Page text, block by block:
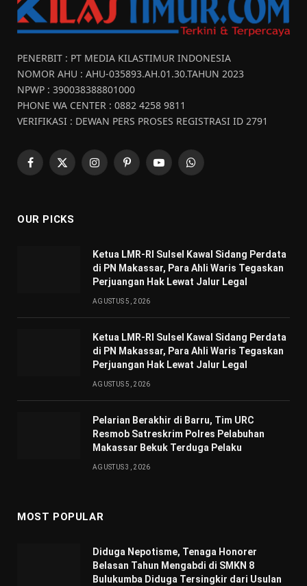
PENERBIT : PT MEDIA KILASTIMUR INDONESIA
NOMOR AHU : AHU-035893.AH.01.30.TAHUN 2023
NPWP : 390038388801000
PHONE WA CENTER : 0882 4258 9811
VERIFIKASI : DEWAN PERS PROSES REGISTRASI ID 2791
Facebook
X
InstagramPinterestYouTubeWhatsApp
OUR PICKS
Ketua LMR-RI Sulsel Kawal Sidang Perdata
di PN Makassar, Para Ahli Waris Tegaskan
Perjuangan Hak Lewat Jalur Legal
AGUSTUS 5, 2026
Ketua LMR-RI Sulsel Kawal Sidang Perdata
di PN Makassar, Para Ahli Waris Tegaskan
Perjuangan Hak Lewat Jalur Legal
AGUSTUS 5, 2026
Pelarian Berakhir di Barru, Tim URC
Resmob Satreskrim Polres Pelabuhan
Makassar Bekuk Terduga Pelaku
AGUSTUS 3, 2026
MOST POPULAR
Diduga Nepotisme, Tenaga Honorer
Belasan Tahun Mengabdi di SMKN 8
Bulukumba Diduga Tersingkir dari Usulan